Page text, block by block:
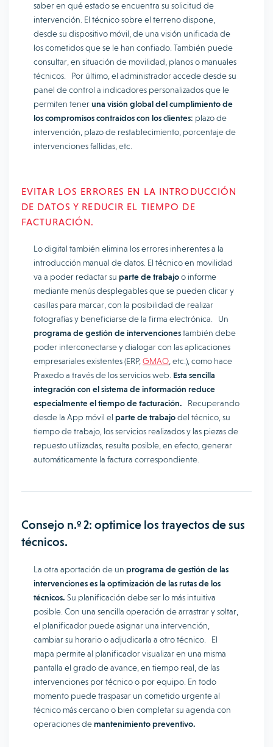
saber en qué estado se encuentra su solicitud de
intervención. El técnico sobre el terreno dispone,
desde su dispositivo móvil, de una visión unificada de
los cometidos que se le han confiado. También puede
consultar, en situación de movilidad, planos o manuales
técnicos. Por último, el administrador accede desde su
panel de control a indicadores personalizados que le
permiten teneruna visión global del cumplimiento de
los compromisos contraídos con los clientes: plazo de
intervención, plazo de restablecimiento, porcentaje de
intervenciones fallidas, etc.
EVITAR LOS ERRORES EN LA INTRODUCCIÓN
DE DATOS Y REDUCIR EL TIEMPO DE
FACTURACIÓN.
Lo digital también elimina los errores inherentes a la
introducción manual de datos. El técnico en movilidad
va a poder redactar su parte de trabajoo informe
mediante menús desplegables que se pueden clicar y
casillas para marcar, con la posibilidad de realizar
fotografías y beneficiarse de la firma electrónica. Un
programa de gestión de intervencionestambién debe
poder interconectarse y dialogar con las aplicaciones
empresariales existentes (ERP, GMAO , etc.), como hace
Praxedo a través de los servicios web. Esta sencilla
integración con el sistema de información reduce
especialmente el tiempo de facturación. Recuperando
desde la App móvil el parte de trabajodel técnico, su
tiempo de trabajo, los servicios realizados y las piezas de
repuesto utilizadas, resulta posible, en efecto, generar
automáticamente la factura correspondiente.
Consejo n.º 2: optimice los trayectos de sus
técnicos.
La otra aportación de un programa de gestión de las
intervenciones es la optimización de las rutas de los
técnicos. Su planificación debe ser lo más intuitiva
posible. Con una sencilla operación de arrastrar y soltar,
el planificador puede asignar una intervención,
cambiar su horario o adjudicarla a otro técnico. El
mapa permite al planificador visualizar en una misma
pantalla el grado de avance, en tiempo real, de las
intervenciones por técnico o por equipo. En todo
momento puede traspasar un cometido urgente al
técnico más cercano o bien completar su agenda con
operaciones demantenimiento preventivo.